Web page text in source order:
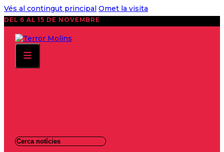
Vés al contingut principal Omet la visita
DEL 6 AL 15 DE NOVEMBRE